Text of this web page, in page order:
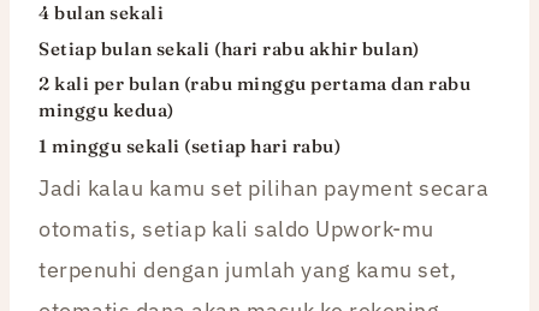
4 bulan sekali
Setiap bulan sekali (hari rabu akhir bulan)
2 kali per bulan (rabu minggu pertama dan rabu
minggu kedua)
1 minggu sekali (setiap hari rabu)
Jadi kalau kamu set pilihan payment secara
otomatis, setiap kali saldo Upwork-mu
terpenuhi dengan jumlah yang kamu set,